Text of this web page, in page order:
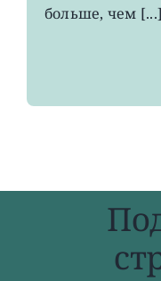
больше, чем [...]